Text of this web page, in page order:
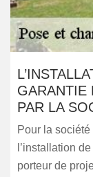
GARANTIE
PAR LA
Pour la
l’installation
porteur de